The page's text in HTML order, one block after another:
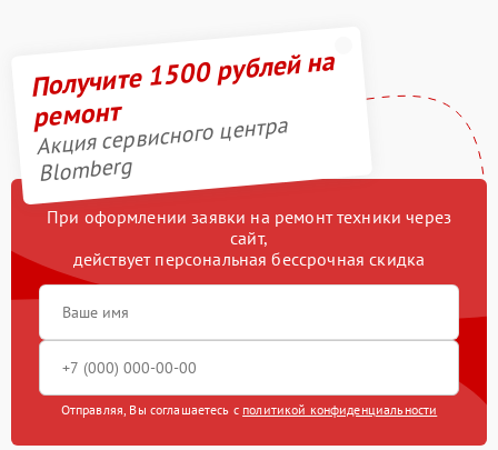
Получите 1500 рублей на
ремонт
Акция сервисного центра
Blomberg
При оформлении заявки на ремонт техники через
сайт,
действует персональная бессрочная скидка
Отправляя, Вы соглашаетесь с политикой конфиденциальности